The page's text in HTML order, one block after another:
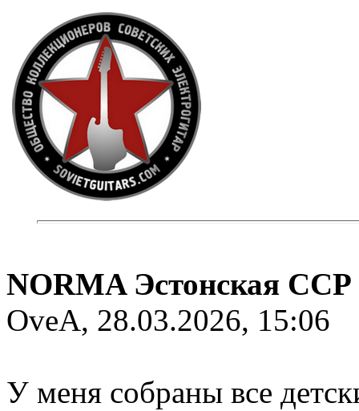
NORMA Эстонская ССР
OveA, 28.03.2026, 15:06
У меня собраны все